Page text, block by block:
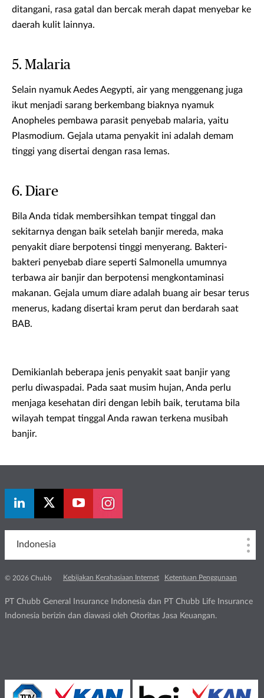
ditangani, rasa gatal dan bercak merah dapat menyebar ke
daerah kulit lainnya.
5. Malaria
Selain nyamuk Aedes Aegypti, air yang menggenang juga
ikut menjadi sarang berkembang biaknya nyamuk
Anopheles pembawa parasit penyebab malaria, yaitu
Plasmodium. Gejala utama penyakit ini adalah demam
tinggi yang disertai dengan rasa lemas.
6. Diare
Bila Anda tidak membersihkan tempat tinggal dan
sekitarnya dengan baik setelah banjir mereda, maka
penyakit diare berpotensi tinggi menyerang. Bakteri-
bakteri penyebab diare seperti Salmonella umumnya
terbawa air banjir dan berpotensi mengkontaminasi
makanan. Gejala umum diare adalah buang air besar terus
menerus, kadang disertai kram perut dan berdarah saat
BAB.
Demikianlah beberapa jenis penyakit saat banjir yang
perlu diwaspadai. Pada saat musim hujan, Anda perlu
menjaga kesehatan diri dengan lebih baik, terutama bila
wilayah tempat tinggal Anda rawan terkena musibah
banjir.
Indonesia
© 2026 Chubb Kebijakan Kerahasiaan Internet Ketentuan Penggunaan
PT Chubb General Insurance Indonesia dan PT Chubb Life Insurance
Indonesia berizin dan diawasi oleh Otoritas Jasa Keuangan.